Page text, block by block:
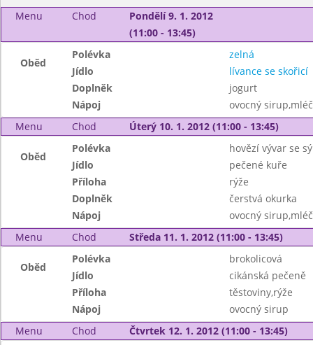
Menu Chod
Pondělí 9. 1. 2012
(11:00 - 13:45)
Oběd
Polévka
zelná
Jídlo
lívance se skořicí
Doplněk
jogurt
Nápoj
ovocný
Menu
Chod Úterý 10. 1. 2012 (11:00 - 13:45)
Oběd
Polévka
hovězí vývar se
Jídlo
pečené kuře
Příloha
rýže
Doplněk
čerstvá okurka
Nápoj
ovocný
Menu
Chod Středa 11. 1. 2012 (11:00 - 13:45)
Oběd
Polévka
brokolicová
Jídlo
cikánská pečeně
Příloha
těstoviny,rýže
Nápoj
ovocný sirup
Menu
Chod Čtvrtek 12. 1. 2012 (11:00 - 13:45)